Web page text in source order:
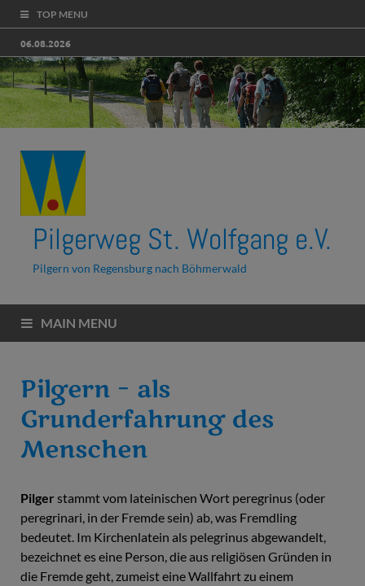
TOP MENU
06.08.2026
Pilgerweg St. Wolfgang e.V.
Pilgern von Regensburg nach Böhmerwald
MAIN MENU
Pilgern – als
Grunderfahrung des
Menschen
Pilger stammt vom lateinischen Wort peregrinus (oder
peregrinari, in der Fremde sein) ab, was Fremdling
bedeutet. Im Kirchenlatein als pelegrinus abgewandelt,
bezeichnet es eine Person, die aus religiösen Gründen in
die Fremde geht, zumeist eine Wallfahrt zu einem